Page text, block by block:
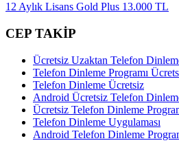
12 Aylık Lisans Gold Plus 13.000 TL
CEP TAKİP
Ücretsiz Uzaktan Telefon
Telefon Dinleme Programı
Telefon Dinleme Ücretsiz
Android Ücretsiz Telefon
Ücretsiz Telefon Dinleme
Telefon Dinleme Uygulaması
Android Telefon Dinleme